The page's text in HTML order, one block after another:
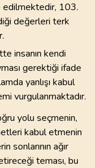
edilmektedir, 103.
değerleri terk
insanın kendi
gerektiği ifade
yanlışı kabul
vurgulanmaktadır.
yolu seçmenin,
kabul etmenin
sonlarının ağır
teması, bu